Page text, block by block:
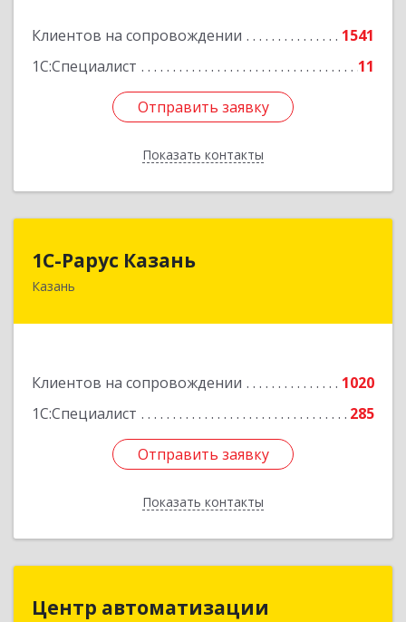
Клиентов на сопровождении
1541
1С:Специалист
11
Отправить заявку
Показать контакты
Подробнее
Отправить заявку
Назад
1С-Рарус Казань
Казань
Клиентов на сопровождении
1020
1С:Специалист
285
Отправить заявку
Показать контакты
420088, Татарстан Респ, Казань г, Победы пр-
Отправить заявку
Назад
Центр автоматизации